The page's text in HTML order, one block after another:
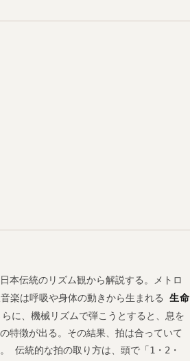
本伝統のリズム観から解説する。メトロ
楽は呼吸や身体の動きから生まれる生命
に、機械リズムで弾こうとすると、息を
特徴が出る。その結果、拍は合っていて
伝統的な拍の取り方は、頭で「1・2・